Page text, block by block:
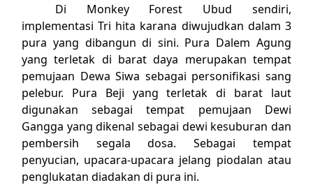
Di Monkey Forest Ubud sendiri,
implementasi Tri hita karana diwujudkan dalam 3
pura yang dibangun di sini. Pura Dalem Agung
yang terletak di barat daya merupakan tempat
pemujaan Dewa Siwa sebagai personifikasi sang
pelebur. Pura Beji yang terletak di barat laut
digunakan sebagai tempat pemujaan Dewi
Gangga yang dikenal sebagai dewi kesuburan dan
pembersih segala dosa. Sebagai tempat
penyucian, upacara-upacara jelang piodalan atau
penglukatan diadakan di pura ini.